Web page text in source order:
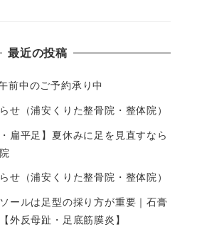
最近の投稿
前中のご予約承り中
せ（浦安くりた整骨院・整体院）
扁平足】夏休みに足を見直すなら
せ（浦安くりた整骨院・整体院）
ールは足型の採り方が重要｜石膏
外反母趾・足底筋膜炎】